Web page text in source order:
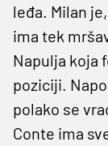
leđa. Milan
ima tek
Napulja koja
poziciji.
polako se
Conte ima